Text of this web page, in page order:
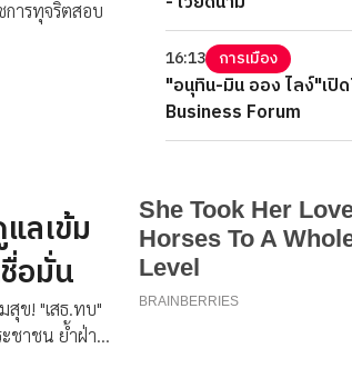
การทุจริตสอบ
ลเข้ม
อมั่น
สุข! "เสธ.ทบ"
ชาชน ย้ำฝ่าย
16:13 การเมือง
"อนุทิน-มิน ออง ไลง์"เปิ
Business Forum